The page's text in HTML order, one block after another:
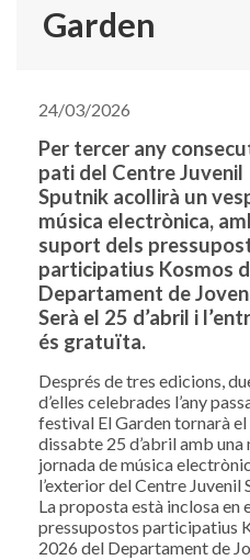
Garden
24/03/2026
Per tercer any
pati del Centre Juvenil
Sputnik acollirà un
música electrònica,
suport dels
participatius Kosmos
Departament de
Serà el 25 d’abril i
és gratuïta.
Després de tres edicions,
d’elles celebrades l’any
festival El Garden tornarà el
dissabte 25 d’abril amb una
jornada de música
l’exterior del Centre Juvenil
La proposta està inclosa en
pressupostos participatius
2026 del Departament de